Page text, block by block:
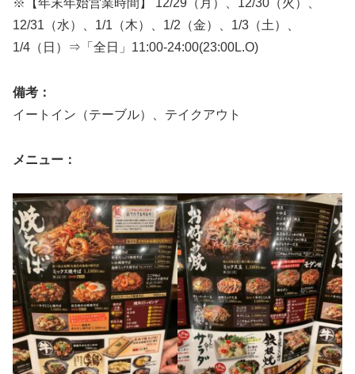
※【年末年始営業時間】 12/29（月）、12/30（火）、
12/31（水）、1/1（木）、1/2（金）、1/3（土）、
1/4（日）⇒「全日」11:00-24:00(23:00L.O)
備考：
イートイン（テーブル）、テイクアウト
メニュー：